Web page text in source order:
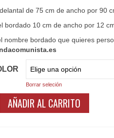
de 75 cm de ancho por 90
bordado 10 cm de ancho por 12
nombre bordado que quieres
Borrar seleción
AÑADIR AL CARRITO